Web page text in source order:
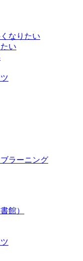
なりたい
い
ラーニング
館）